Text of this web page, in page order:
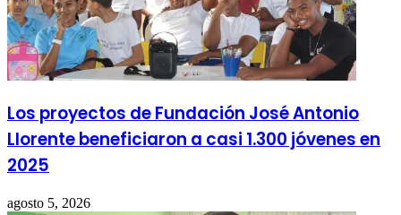
Los proyectos de Fundación José Antonio
Llorente beneficiaron a casi 1.300 jóvenes en
2025
agosto 5, 2026